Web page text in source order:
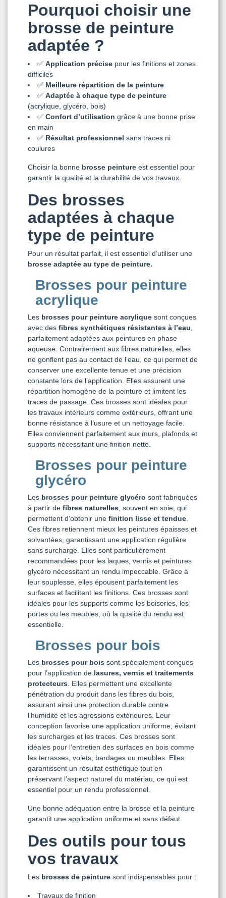
Pourquoi choisir une
brosse de peinture
adaptée ?
✅ Application précise pour les finitions et zones
difficiles
✅ Meilleure répartition de la peinture
✅ Adaptée à chaque type de peinture
(acrylique, glycéro, bois)
✅ Confort d’utilisation grâce à une bonne prise
en main
✅ Résultat professionnel sans traces ni
coulures
Choisir la bonne brosse peinture est essentiel pour
garantir la qualité et la durabilité de vos travaux.
Des brosses
adaptées à chaque
type de peinture
Pour un résultat parfait, il est essentiel d’utiliser une
brosse adaptée au type de peinture.
Brosses pour peinture
acrylique
Les brosses pour peinture acrylique sont conçues
avec des fibres synthétiques résistantes à l’eau
parfaitement adaptées aux peintures en phase
aqueuse. Contrairement aux fibres naturelles, elles
ne gonflent pas au contact de l’eau, ce qui permet de
conserver une excellente tenue et une précision
constante lors de l’application. Elles assurent une
répartition homogène de la peinture et limitent les
traces de passage. Ces brosses sont idéales pour
les travaux intérieurs comme extérieurs, offrant une
bonne résistance à l’usure et un nettoyage facile.
Elles conviennent parfaitement aux murs, plafonds et
supports nécessitant une finition nette.
Brosses pour peinture
glycéro
Les brosses pour peinture glycéro sont fabriquées
à partir de fibres naturelles , souvent en soie, qui
permettent d’obtenir une finition lisse et tendue
Ces fibres retiennent mieux les peintures épaisses et
solvantées, garantissant une application régulière
sans surcharge. Elles sont particulièrement
recommandées pour les laques, vernis et peintures
glycéro nécessitant un rendu impeccable. Grâce à
leur souplesse, elles épousent parfaitement les
surfaces et facilitent les finitions. Ces brosses sont
idéales pour les supports comme les boiseries, les
portes ou les meubles, où la qualité du rendu est
essentielle.
Brosses pour bois
Les brosses pour bois sont spécialement conçues
pour l’application de lasures, vernis et traitements
protecteurs . Elles permettent une excellente
pénétration du produit dans les fibres du bois,
assurant ainsi une protection durable contre
l’humidité et les agressions extérieures. Leur
conception favorise une application uniforme, évitant
les surcharges et les traces. Ces brosses sont
idéales pour l’entretien des surfaces en bois comme
les terrasses, volets, bardages ou meubles. Elles
garantissent un résultat esthétique tout en
préservant l’aspect naturel du matériau, ce qui est
essentiel pour un rendu professionnel.
Une bonne adéquation entre la brosse et la peinture
garantit une application uniforme et sans défaut.
Des outils pour tous
vos travaux
Les brosses de peinture sont indispensables pour :
Travaux de finition